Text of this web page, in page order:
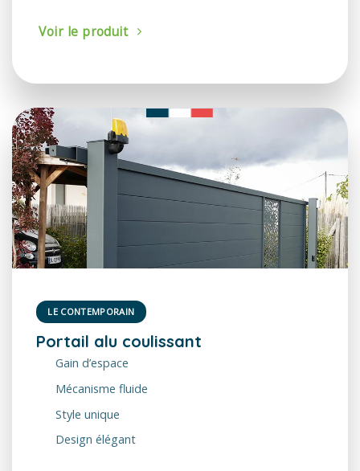
Voir le produit
LE CONTEMPORAIN
Portail alu coulissant
Gain d’espace
Mécanisme fluide
Style unique
Design élégant